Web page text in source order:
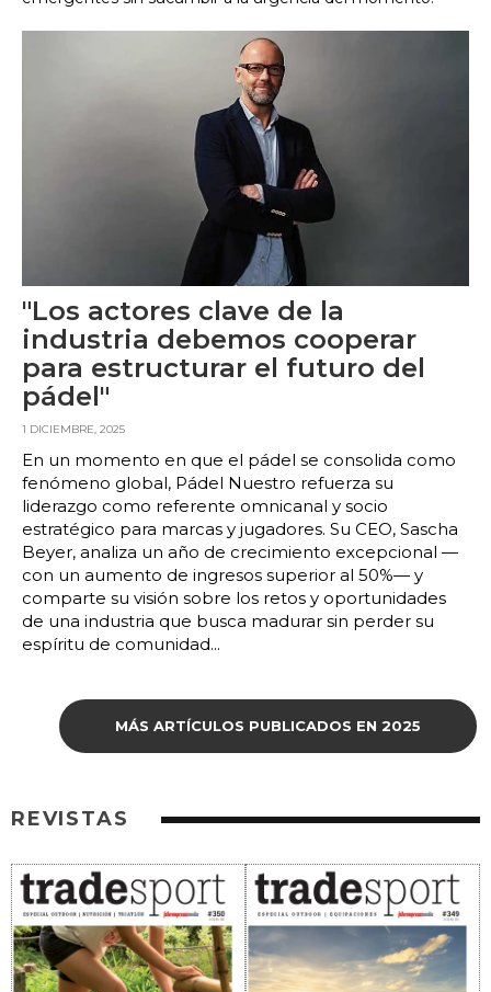
"Los actores clave de la
industria debemos cooperar
para estructurar el futuro del
pádel"
1 DICIEMBRE, 2025
En un momento en que el pádel se consolida como
fenómeno global, Pádel Nuestro refuerza su
liderazgo como referente omnicanal y socio
estratégico para marcas y jugadores. Su CEO, Sascha
Beyer, analiza un año de crecimiento excepcional —
con un aumento de ingresos superior al 50%— y
comparte su visión sobre los retos y oportunidades
de una industria que busca madurar sin perder su
espíritu de comunidad...
MÁS ARTÍCULOS PUBLICADOS EN 2025
REVISTAS